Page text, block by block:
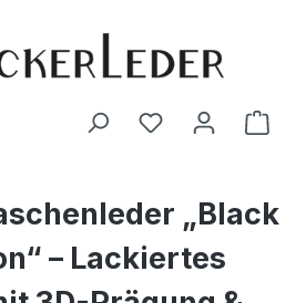
„Black
– Lackiertes